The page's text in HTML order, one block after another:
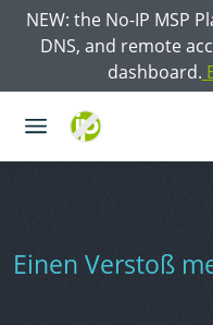
NEW: the No-IP MSP
DNS, and remote
dashboard.
Einen Verstoß